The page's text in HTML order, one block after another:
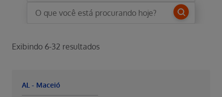
Exibindo 6-32 resultados
AL - Maceió